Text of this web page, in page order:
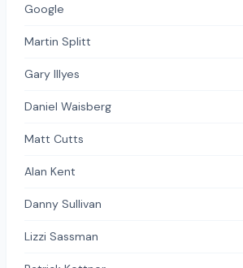
Google
Martin Splitt
Gary Illyes
Daniel Waisberg
Matt Cutts
Alan Kent
Danny Sullivan
Lizzi Sassman